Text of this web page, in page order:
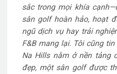
sắc trong mọi khía
sân golf hoàn hảo, hoạt
ngũ dịch vụ hay trải
F&B mang lại. Tôi cũng
Na Hills nằm ở nền tảng
đẹp, một sân golf được